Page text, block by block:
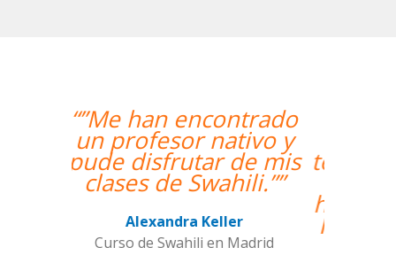
“”The course is going
well and Eugenia, my
teacher, is fantastic. My
communication skills
have improved greatly.
I'm really enjoying the
lessons!””